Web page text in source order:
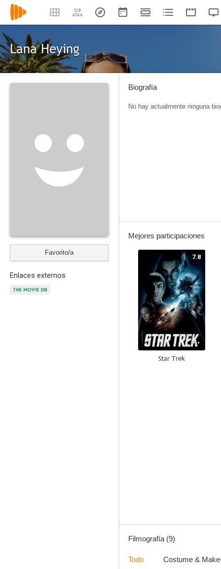
Lana Heying
Favorito/a
Enlaces externos
Biografía
No hay actualmente ninguna
Mejores participaciones
7.8
Star Trek
Filmografía (9)
Todo Costume &